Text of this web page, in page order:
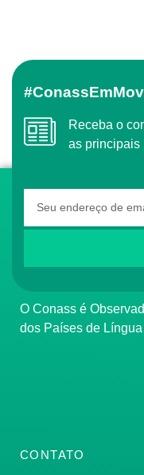
Receba o conteúdo semanal do Conass com
as principais
O Conass é Observador Consultivo da Comunidade
dos Países de
CONTATO